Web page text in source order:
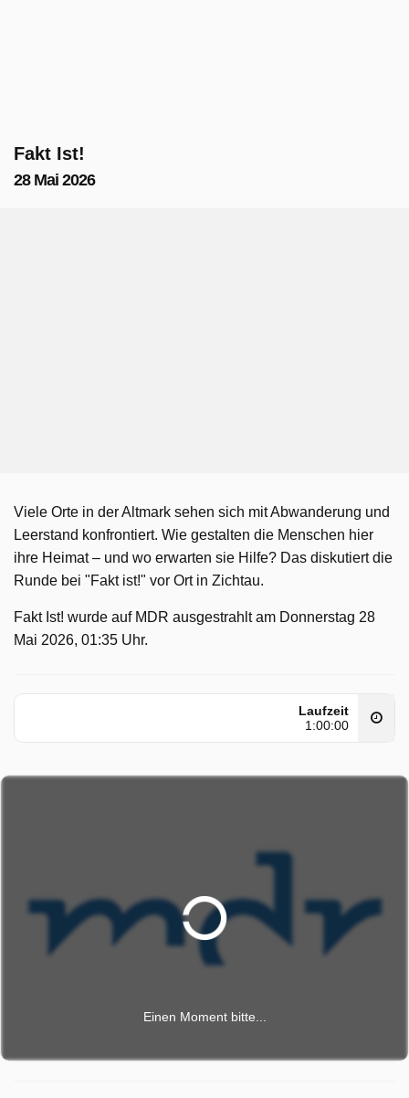
Fakt Ist!
28 Mai 2026
Viele Orte in der Altmark sehen sich mit Abwanderung und
Leerstand konfrontiert. Wie gestalten die Menschen hier
ihre Heimat – und wo erwarten sie Hilfe? Das diskutiert die
Runde bei "Fakt ist!" vor Ort in Zichtau.
Fakt Ist! wurde auf MDR ausgestrahlt am Donnerstag 28
Mai 2026, 01:35 Uhr.
Laufzeit
1:00:00
Einen Moment bitte...